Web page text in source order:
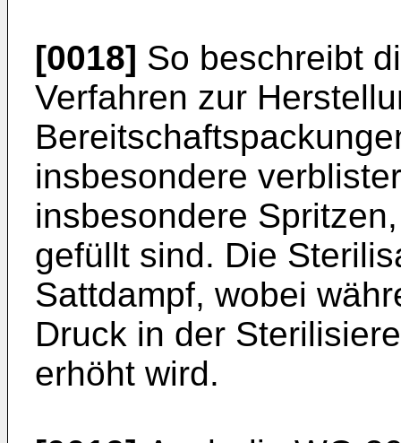
[0018] So beschreibt
Verfahren zur
insbesondere
insbesondere
gefüllt sind. Die
Sattdampf, wobei
Druck in der
erhöht wird.